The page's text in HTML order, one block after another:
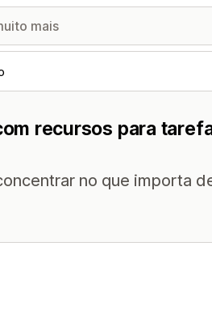
recursos para
no que importa